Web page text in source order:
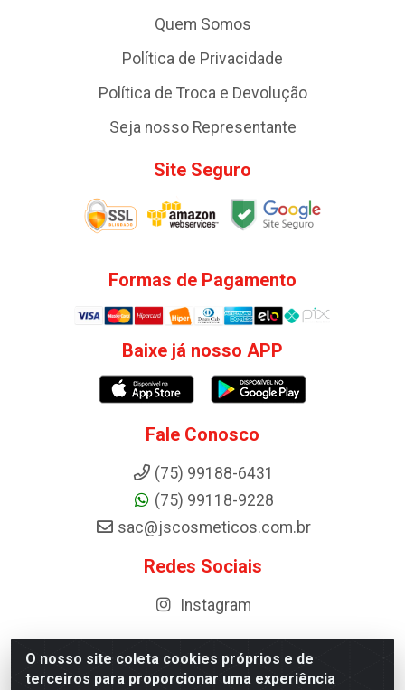
O nosso site coleta cookies próprios e de
terceiros para proporcionar uma experiência
Quem Somos
Política de Privacidade
Política de Troca e Devolução
Seja nosso Representante
Site Seguro
Formas de Pagamento
Baixe já nosso APP
Fale Conosco
(75) 99188-6431
(75) 99118-9228
sac@jscosmeticos.com.br
Redes Sociais
Instagram
Distribuidora de Cosméticos Antoneto LTDA - BA-052,